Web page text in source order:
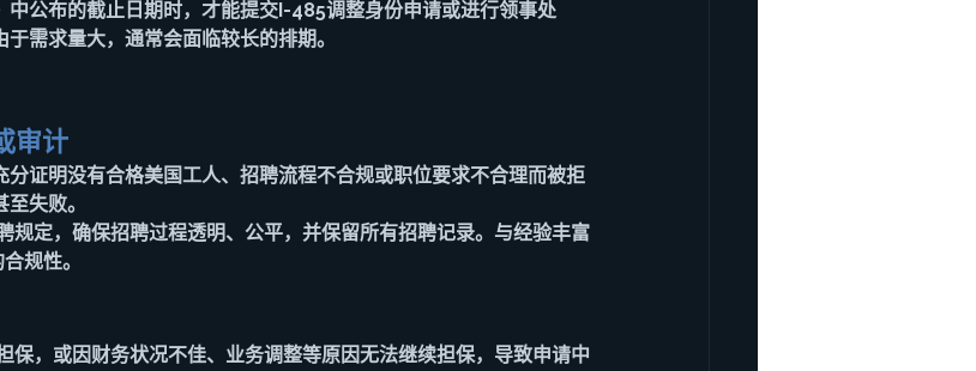
中公布的截止日期时，才能提交I-485调整身份申请或进行领事处
需求量大，通常会面临较长的排期。
审计
分证明没有合格美国工人、招聘流程不合规或职位要求不合理而被拒
失败。
规定，确保招聘过程透明、公平，并保留所有招聘记录。与经验丰富
规性。
保，或因财务状况不佳、业务调整等原因无法继续担保，导致申请中